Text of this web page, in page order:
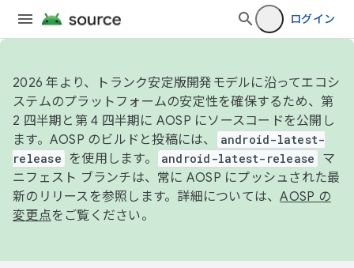
ログイン
2026 年より、トランク安定版開発モデルに沿ってエコシ
ステムのプラットフォームの安定性を確保するため、第
2 四半期と第 4 四半期に AOSP にソースコードを公開し
ます。AOSP のビルドと投稿には、
android-latest-
release
を使用します。 android-latest-release
マ
ニフェスト ブランチは、常に AOSP にプッシュされた最
新のリリースを参照します。詳細については、AOSP の
変更点をご覧ください。